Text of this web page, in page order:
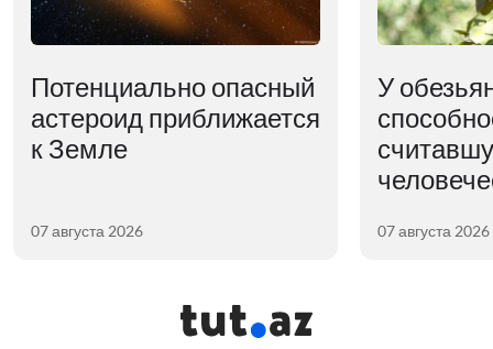
Потенциально опасный
астероид приближается
к Земле
07 августа 2026
У
07 августа 2026